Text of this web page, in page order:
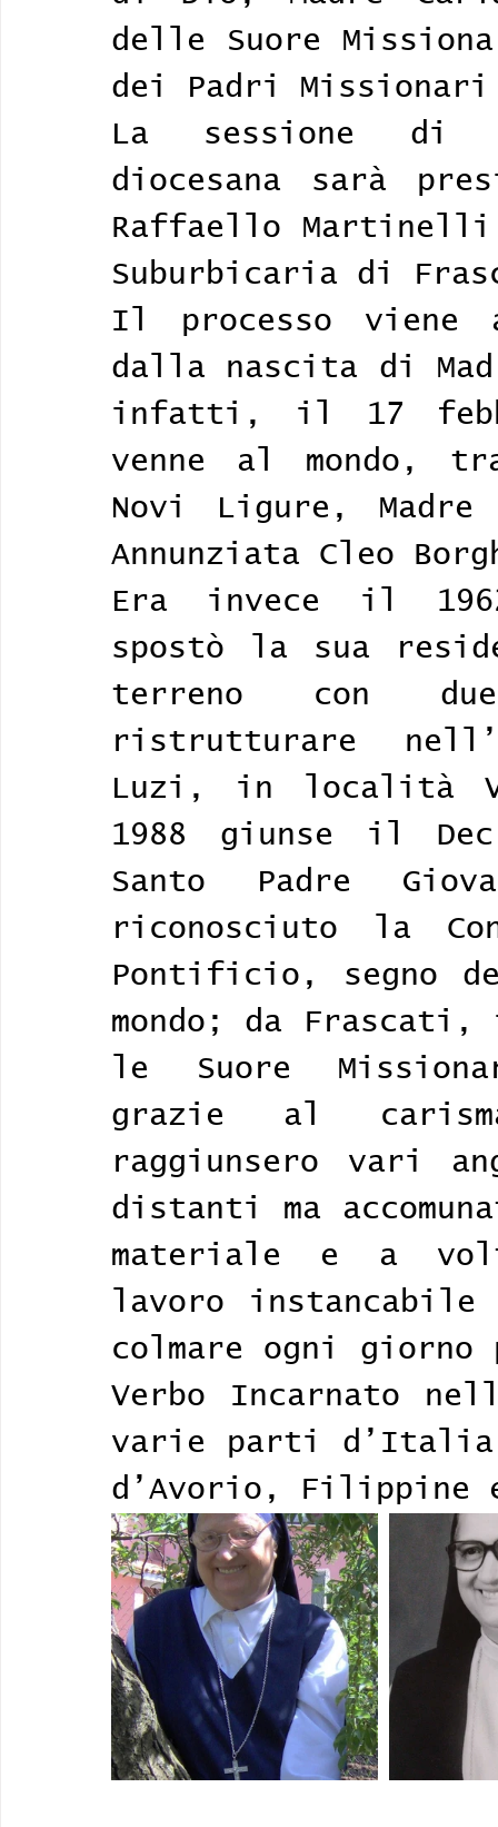
delle Suore
dei Padri
La sessione di
diocesana sarà
Raffaello
Suburbicaria di
Il processo viene
dalla nascita di
infatti, il 17
venne al mondo,
Novi Ligure,
Annunziata Cleo
Era invece il
spostò la sua
terreno con
ristrutturare
Luzi, in località
1988 giunse il
Santo Padre
riconosciuto la
Pontificio, segno
mondo; da
le Suore
grazie al
raggiunsero vari
distanti ma
materiale e a
lavoro
colmare ogni
Verbo Incarnato
varie parti
d’Avorio, Filippine